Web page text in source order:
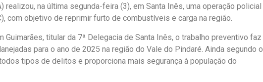
realizou, na última segunda-feira (3), em Santa Inês, uma operação policial
com objetivo de reprimir furto de combustíveis e carga na região.
titular da 7ª Delegacia de Santa Inês, o trabalho preventivo faz
para o ano de 2025 na região do Vale do Pindaré. Ainda segundo o
tipos de delitos e proporciona mais segurança à população do